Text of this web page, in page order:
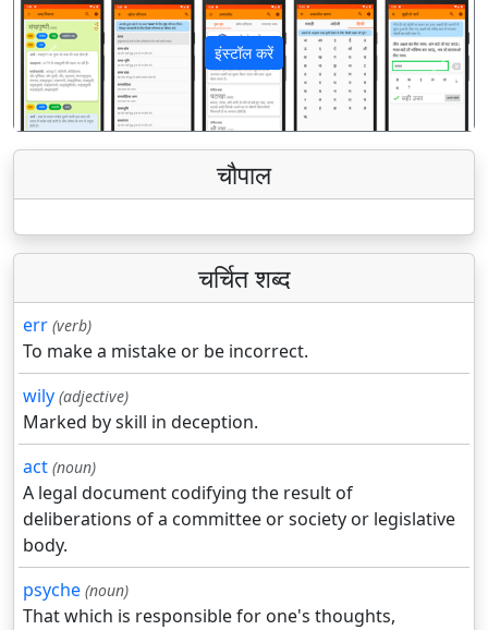
इंस्टॉल करें
पिछला अगला
चौपाल
चर्चित शब्द
err (verb)
To make a mistake or be incorrect.
wily (adjective)
Marked by skill in deception.
act (noun)
A legal document codifying the result of
deliberations of a committee or society or legislative
body.
psyche (noun)
That which is responsible for one's thoughts,